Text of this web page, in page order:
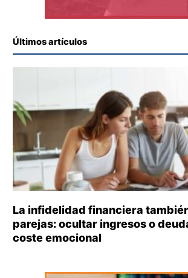
Últimos artículos
La infidelidad financiera
parejas: ocultar ingresos o
coste emocional